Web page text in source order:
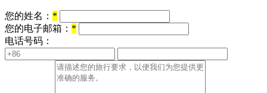
您的姓名： *
您的电子邮箱： *
电话号码：